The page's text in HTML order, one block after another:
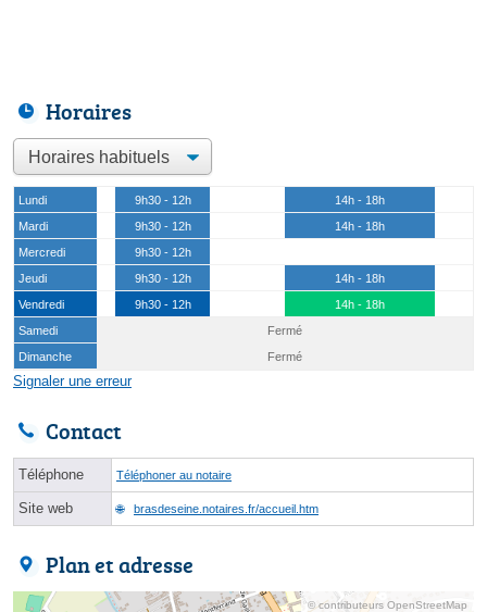
Horaires
Lundi 9h30 - 12h
14h - 18h
Mardi
9h30 - 12h
14h - 18h
Mercredi
9h30 - 12h
Jeudi
9h30 - 12h
14h - 18h
Vendredi
9h30 - 12h
14h - 18h
Samedi
Fermé
Dimanche
Fermé
Signaler une erreur
Contact
Téléphone Téléphoner au notaire
Site web brasdeseine.notaires.fr/accueil.htm
Plan et adresse
© contributeurs OpenStreetMap